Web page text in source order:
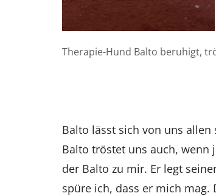
Therapie-Hund Balto beruhigt,
Balto lässt sich von uns
Balto tröstet uns auch, wenn
der Balto zu mir. Er legt
spüre ich, dass er mich mag.